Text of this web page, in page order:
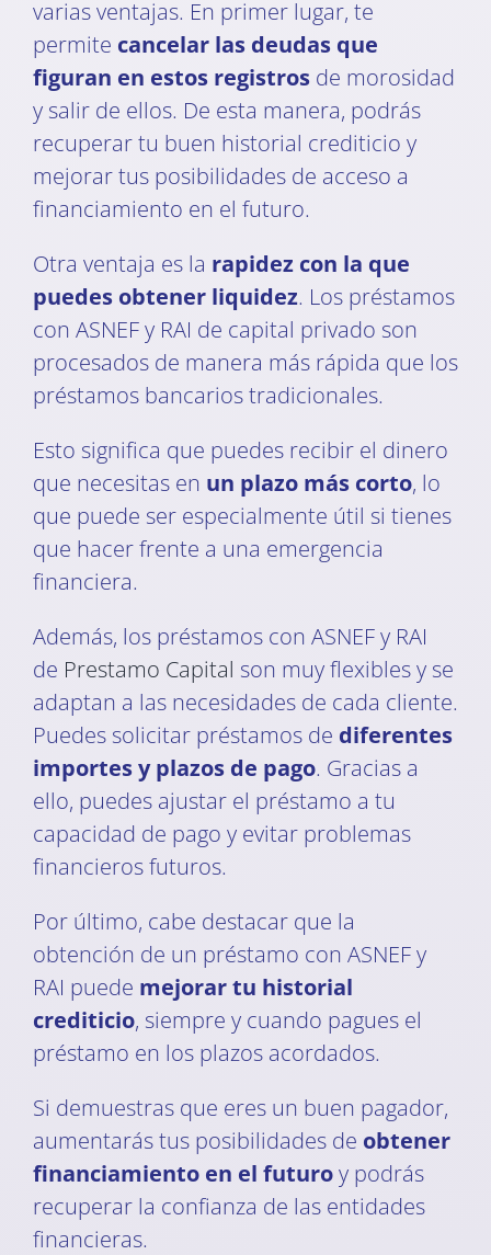
varias ventajas. En primer lugar, te
permite cancelar las deudas que
figuran en estos registrosde morosidad
y salir de ellos. De esta manera, podrás
recuperar tu buen historial crediticio y
mejorar tus posibilidades de acceso a
financiamiento en el futuro.
Otra ventaja es la rapidez con la que
puedes obtener liquidez. Los préstamos
con ASNEF y RAI de capital privado son
procesados de manera más rápida que los
préstamos bancarios tradicionales.
Esto significa que puedes recibir el dinero
que necesitas en un plazo más corto, lo
que puede ser especialmente útil si tienes
que hacer frente a una emergencia
financiera.
Además, los préstamos con ASNEF y RAI
de Prestamo Capital son muy flexibles y se
adaptan a las necesidades de cada cliente.
Puedes solicitar préstamos de diferentes
importes y plazos de pago. Gracias a
ello, puedes ajustar el préstamo a tu
capacidad de pago y evitar problemas
financieros futuros.
Por último, cabe destacar que la
obtención de un préstamo con ASNEF y
RAI puede mejorar tu historial
crediticio, siempre y cuando pagues el
préstamo en los plazos acordados.
Si demuestras que eres un buen pagador,
aumentarás tus posibilidades de obtener
financiamiento en el futuroy podrás
recuperar la confianza de las entidades
financieras.